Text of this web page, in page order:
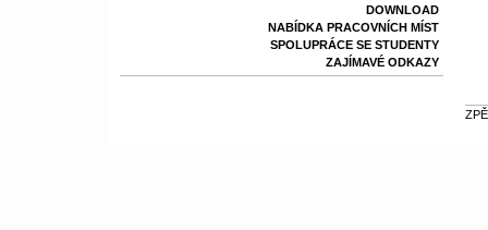
DOWNLOAD
NABÍDKA PRACOVNÍCH MÍST
SPOLUPRÁCE SE STUDENTY
ZAJÍMAVÉ ODKAZY